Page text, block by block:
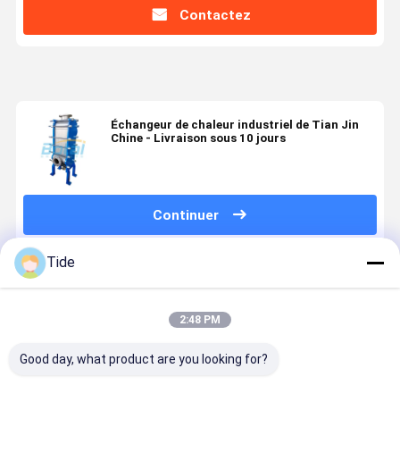
Contactez
Échangeur de chaleur industriel de Tian Jin
Chine - Livraison sous 10 jours
Continuer
Produits Recommandés
Tide
2:48 PM
Good day, what product are you looking for?